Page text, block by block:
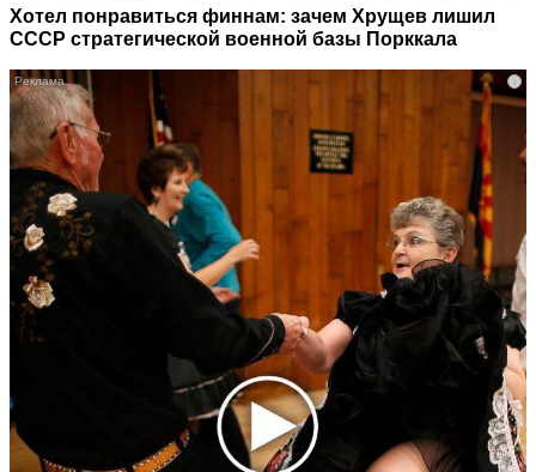
Хотел понравиться финнам: зачем Хрущев лишил
СССР стратегической военной базы Порккала
i